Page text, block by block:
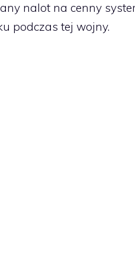
nalot na cenny
podczas tej wojny.